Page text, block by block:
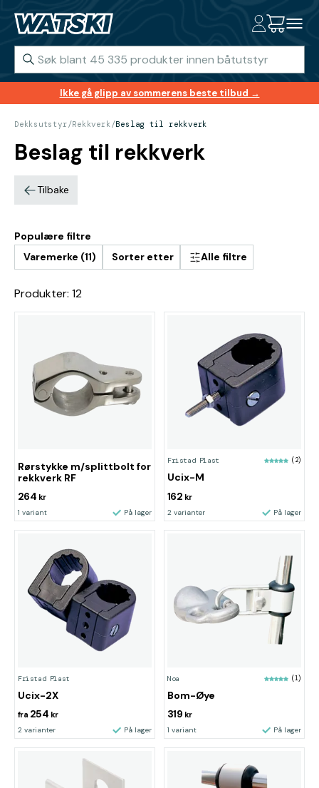
Ikke gå glipp av sommerens beste tilbud →
Dekksutstyr/Rekkverk/Beslag til rekkverk
Beslag til rekkverk
Tilbake
Populære filtre
Varemerke (11)
Sorter etter Alle filtre
Produkter: 12
Rørstykke m/splittbolt for
rekkverk RF
264 kr
1 variant På lager
Fristad Plast (2)
Ucix-M
162 kr
2 varianter På lager
Fristad Plast
Ucix-2X
fra 254 kr
2 varianter På lager
Noa (1)
Bom-Øye
319 kr
1 variant På lager